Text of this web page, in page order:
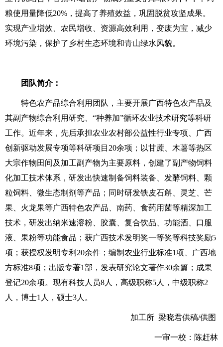
粮使用量降低20%，提高了养殖效益，巩固脱贫攻坚成果。
实现产业增效、农民增收、资源高效利用，变废为宝，减少
环境污染，保护了乡村生态环境和青山绿水风貌。
团队简介：
特色农产品综合利用团队，主要开展广西特色农产品及
其副产物综合利用研究、“种养加”循环农业技术研究等科研
工作。近年来，先后承担农业农村部公益性行业专项、广西
创新驱动发展专项等科研项目20余项；以甘蔗、木薯等热区
大宗作物田间及加工副产物为主要原料，创建了副产物饲料
化加工技术体系，研发出快速制备饲料装备、发酵饲料、颗
粒饲料、微生态制剂等产品；同时研发铁皮石斛、灵芝、芒
果、火龙果等广西特色农产品、南药、食药用菌等精深加工
技术，研发出纳米速溶粉、胶囊、复合饮品、功能酒、口服
液、果粉等功能食品；获广西技术发明奖一等奖等科技奖励5
项；获授权发明专利20余件；编制农业行业标准1项、广西地
方标准8项；出版专著1部，发表研究论文著作30余篇；成果
登记20余项。现有科技人员8人，高级职称5人，中级职称2
人，博士1人，硕士3人。
加工所 梁晓君供稿/供图
一审一校：陈赶林